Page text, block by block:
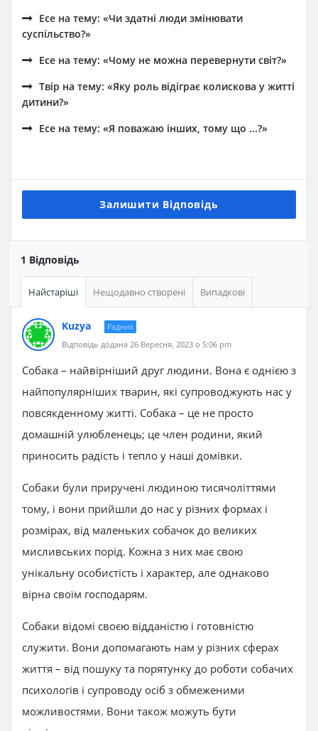
Есе на тему: «Чи здатні люди змінювати
суспільство?»
Есе на тему: «Чому не можна перевернути світ?»
Твір на тему: «Яку роль відіграє колискова у житті
дитини?»
Есе на тему: «Я поважаю інших, тому що ...?»
Залишити Відповідь
1 Відповідь
Найстаріші Нещодавно створені Випадкові
Kuzya
Радник
Відповідь додана 26 Вересня, 2023 о 5:06 pm
Собака – найвірніший друг людини. Вона є однією з
найпопулярніших тварин, які супроводжують нас у
повсякденному житті. Собака – це не просто
домашній улюбленець; це член родини, який
приносить радість і тепло у наші домівки.
Собаки були приручені людиною тисячоліттями
тому, і вони прийшли до нас у різних формах і
розмірах, від маленьких собачок до великих
мисливських порід. Кожна з них має свою
унікальну особистість і характер, але однаково
вірна своїм господарям.
Собаки відомі своєю відданістю і готовністю
служити. Вони допомагають нам у різних сферах
життя – від пошуку та порятунку до роботи собачих
психологів і супроводу осіб з обмеженими
можливостями. Вони також можуть бути